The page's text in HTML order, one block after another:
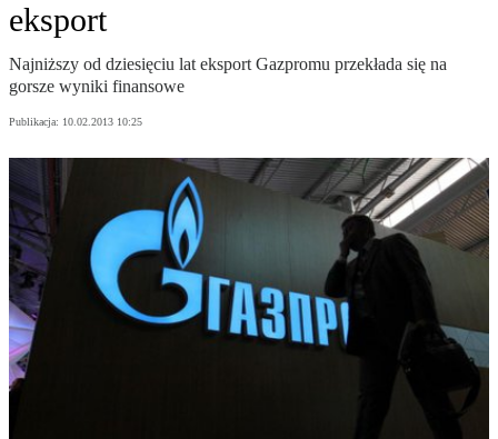
eksport
Najniższy od dziesięciu lat eksport Gazpromu przekłada się na
gorsze wyniki finansowe
Publikacja: 10.02.2013 10:25